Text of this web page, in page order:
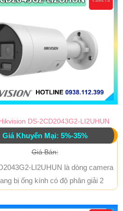
DS-2CD2043G2-LI2UHUN
Giá Khuyến Mại: 5%-35%
Giá Bán:
LI2UHUN là dòng camera
bị ống kính có độ phân giải 2